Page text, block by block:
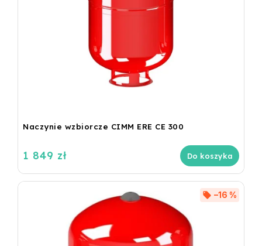
Naczynie wzbiorcze CIMM ERE CE 300
1 849 zł Do koszyka
–16 %